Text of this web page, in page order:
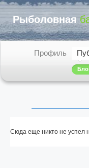
Рыболовная
Профиль
Сюда еще никто не успел